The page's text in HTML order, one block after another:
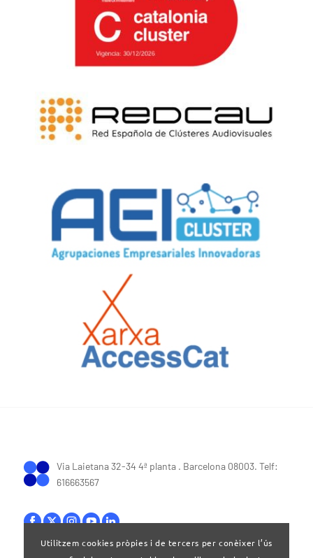
Via Laietana 32-34 4ª planta . Barcelona 08003. Telf:
616663567
Utilitzem cookies pròpies i de tercers per conèixer l’ús